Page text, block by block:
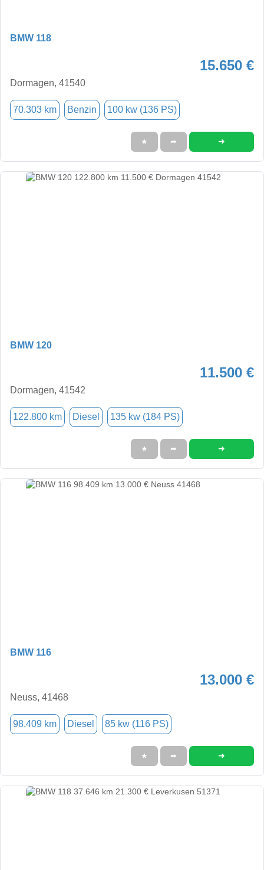
BMW 118
15.650 €
Dormagen, 41540
70.303 km Benzin 100 kw (136 PS)
★ ➦ ➜
BMW 120
11.500 €
Dormagen, 41542
122.800 km Diesel 135 kw (184 PS)
★ ➦ ➜
BMW 116
13.000 €
Neuss, 41468
98.409 km Diesel 85 kw (116 PS)
★ ➦ ➜